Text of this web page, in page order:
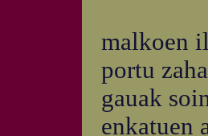
malkoen
portu
gauak
enkatuen